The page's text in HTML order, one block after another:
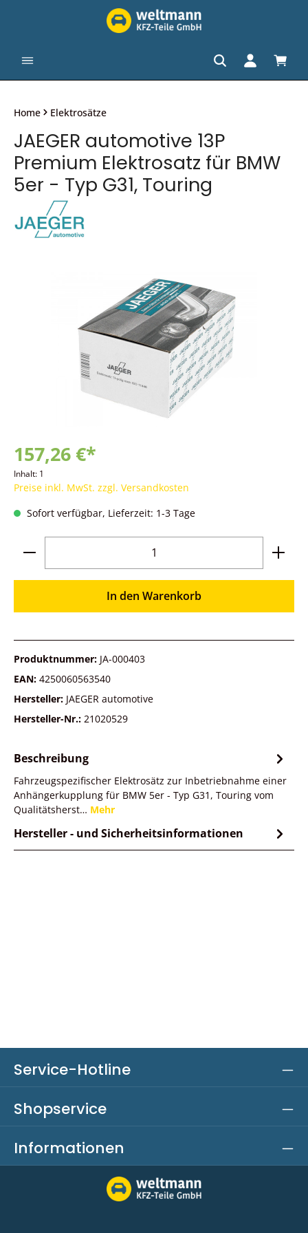
Home Elektrosätze
JAEGER automotive 13P
Premium Elektrosatz für BMW
5er - Typ G31, Touring
157,26 €*
Inhalt: 1
Preise inkl. MwSt. zzgl. Versandkosten
Sofort verfügbar, Lieferzeit: 1-3 Tage
Produkt Anzahl: Gib den gewünschten
In den Warenkorb
Produktnummer: JA-000403
EAN: 4250060563540
Hersteller: JAEGER automotive
Hersteller-Nr.: 21020529
Beschreibung
Fahrzeugspezifischer Elektrosätz zur Inbetriebnahme einer
Anhängerkupplung für BMW 5er - Typ G31, Touring vom
Qualitätsherst… Mehr
Hersteller - und Sicherheitsinformationen
Service-Hotline
Shopservice
Informationen